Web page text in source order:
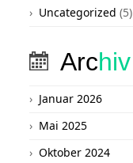
Uncategorized (5)
Archiv
Januar 2026
Mai 2025
Oktober 2024